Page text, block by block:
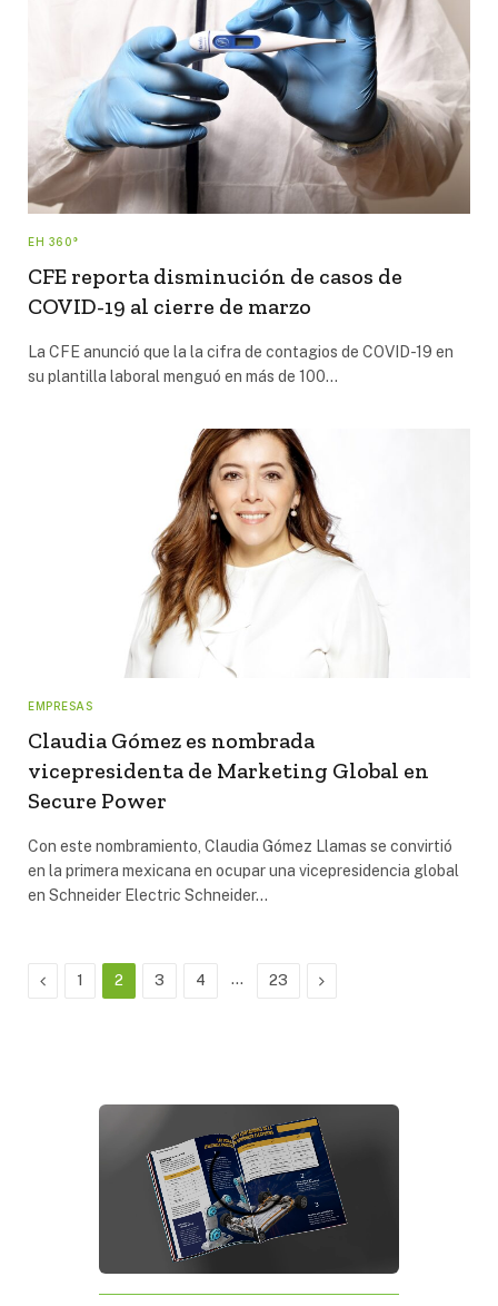
EH 360°
CFE reporta disminución de casos de
COVID-19 al cierre de marzo
La CFE anunció que la la cifra de contagios de COVID-19 en
su plantilla laboral menguó en más de 100…
EMPRESAS
Claudia Gómez es nombrada
vicepresidenta de Marketing Global en
Secure Power
Con este nombramiento, Claudia Gómez Llamas se convirtió
en la primera mexicana en ocupar una vicepresidencia global
en Schneider Electric Schneider…
Previous
1 2 3 4 … 23 Next